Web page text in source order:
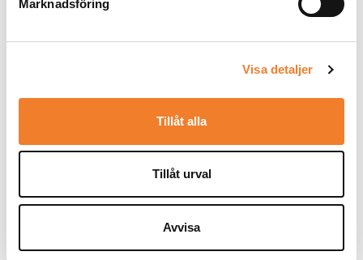
Marknadsföring
Visa detaljer
Tillåt alla
Tillåt urval
Avvisa
Davor Davve Delic, Speciallärare och förstelärare i
En fantastisk bok!